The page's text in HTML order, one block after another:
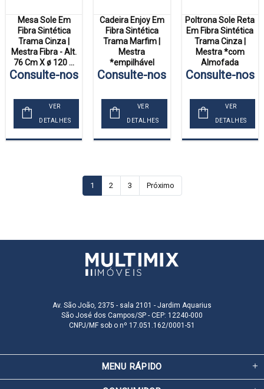
Mesa Sole Em
Fibra Sintética
Trama Cinza |
Mestra Fibra - Alt.
76 Cm X ø 120 ...
Consulte-nos
VER
DETALHES
Cadeira Enjoy Em
Fibra Sintética
Trama Marfim |
Mestra
*empilhável
Consulte-nos
VER
DETALHES
Poltrona Sole Reta
Em Fibra Sintética
Trama Cinza |
Mestra *com
Almofada
Consulte-nos
VER
DETALHES
1 2 3 Próximo
Av. São João, 2375 - sala 2101 - Jardim Aquarius
São José dos Campos/SP - CEP: 12240-000
CNPJ/MF sob o nº 17.051.162/0001-51
MENU RÁPIDO